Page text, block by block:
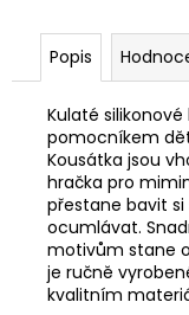
Popis
Kulaté
pomocníkem
Kousátka jsou
hračka pro
přestane bavit
ocumlávat.
motivům stane
je ručně
kvalitním